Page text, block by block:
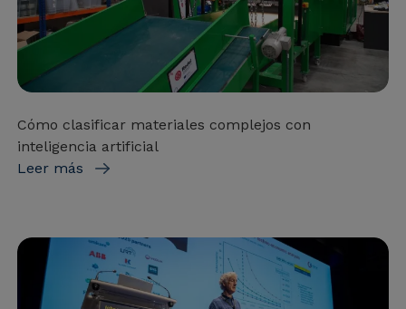
Cómo clasificar materiales complejos con
inteligencia artificial
Leer más